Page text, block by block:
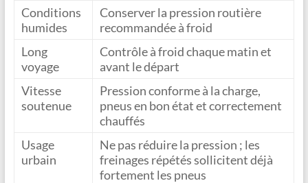
Conditions
humides
Conserver la pression routière
recommandée à froid
Long
voyage
Contrôle à froid chaque matin et
avant le départ
Vitesse
soutenue
Pression conforme à la charge,
pneus en bon état et correctement
chauffés
Usage
urbain
Ne pas réduire la pression ; les
freinages répétés sollicitent déjà
fortement les pneus